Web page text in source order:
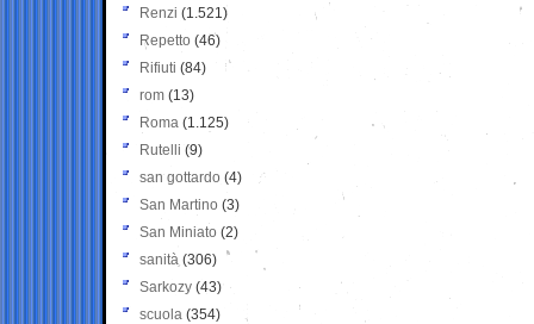
Renzi (1.521)
Repetto (46)
Rifiuti (84)
rom (13)
Roma (1.125)
Rutelli (9)
san gottardo (4)
San Martino (3)
San Miniato (2)
sanità (306)
Sarkozy (43)
scuola (354)